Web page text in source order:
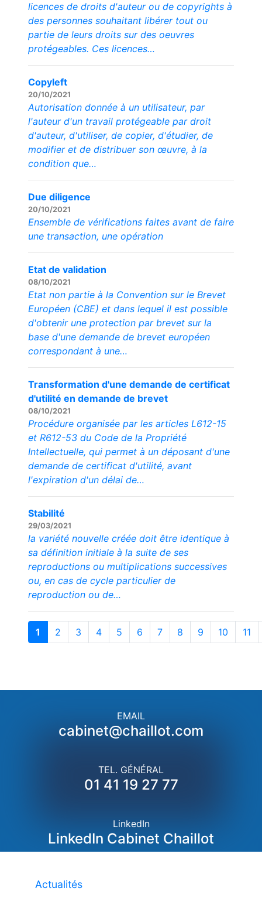
licences de droits d'auteur ou de copyrights à
des personnes souhaitant libérer tout ou
partie de leurs droits sur des oeuvres
protégeables. Ces licences…
Copyleft
20/10/2021
Autorisation donnée à un utilisateur, par
l'auteur d'un travail protégeable par droit
d'auteur, d'utiliser, de copier, d'étudier, de
modifier et de distribuer son œuvre, à la
condition que…
Due diligence
20/10/2021
Ensemble de vérifications faites avant de faire
une transaction, une opération
Etat de validation
08/10/2021
Etat non partie à la Convention sur le Brevet
Européen (CBE) et dans lequel il est possible
d'obtenir une protection par brevet sur la
base d'une demande de brevet européen
correspondant à une…
Transformation d'une demande de certificat
d'utilité en demande de brevet
08/10/2021
Procédure organisée par les articles L612-15
et R612-53 du Code de la Propriété
Intellectuelle, qui permet à un déposant d'une
demande de certificat d'utilité, avant
l'expiration d'un délai de…
Stabilité
29/03/2021
la variété nouvelle créée doit être identique à
sa définition initiale à la suite de ses
reproductions ou multiplications successives
ou, en cas de cycle particulier de
reproduction ou de…
1 2 3 4 5 6 7 8 9 10 11
EMAIL
cabinet@chaillot.com
TEL. GÉNÉRAL
01 41 19 27 77
LinkedIn
LinkedIn Cabinet Chaillot
Actualités